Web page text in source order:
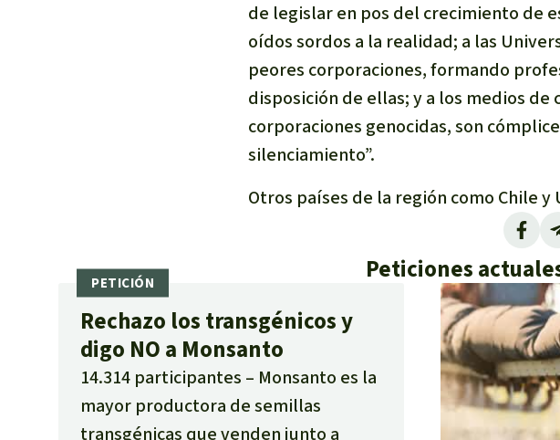
de legislar en pos del crecimiento de
oídos sordos a la realidad; a las
peores corporaciones, formando
disposición de ellas; y a los medios
corporaciones genocidas, son
silenciamiento”.
Otros países de la región como Chile
Peticiones
Rechazo los transgénicos y
digo NO a Monsanto
14.314 participantes
Monsanto es la
mayor productora de semillas
transgénicas que venden junto a